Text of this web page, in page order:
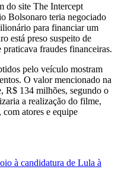
do site The Intercept
Bolsonaro teria negociado
para financiar um
está preso suspeito de
fraudes financeiras.
pelo veículo mostram
O valor mencionado na
R$ 134 milhões, segundo o
a realização do filme,
atores e equipe
à candidatura de Lula à